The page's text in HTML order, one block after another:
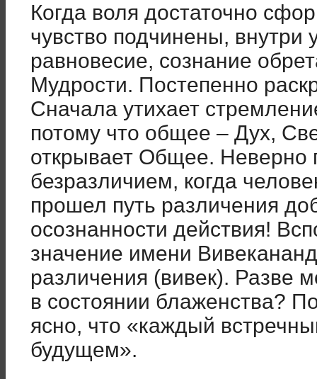
Когда воля достаточно
чувство подчинены, внутри
равновесие, сознание
Мудрости. Постепенно
Сначала утихает
потому что общее – Дух,
открывает Общее. Неверно
безразличием, когда
прошел путь различения
осознанности действия!
значение имени
различения (вивек). Разве
в состоянии блаженства?
ясно, что «каждый
будущем».